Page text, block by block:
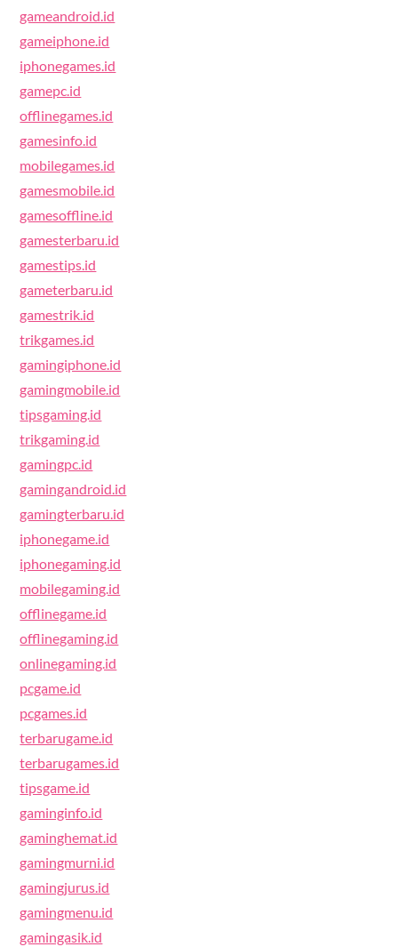
gameandroid.id
gameiphone.id
iphonegames.id
gamepc.id
offlinegames.id
gamesinfo.id
mobilegames.id
gamesmobile.id
gamesoffline.id
gamesterbaru.id
gamestips.id
gameterbaru.id
gamestrik.id
trikgames.id
gamingiphone.id
gamingmobile.id
tipsgaming.id
trikgaming.id
gamingpc.id
gamingandroid.id
gamingterbaru.id
iphonegame.id
iphonegaming.id
mobilegaming.id
offlinegame.id
offlinegaming.id
onlinegaming.id
pcgame.id
pcgames.id
terbarugame.id
terbarugames.id
tipsgame.id
gaminginfo.id
gaminghemat.id
gamingmurni.id
gamingjurus.id
gamingmenu.id
gamingasik.id